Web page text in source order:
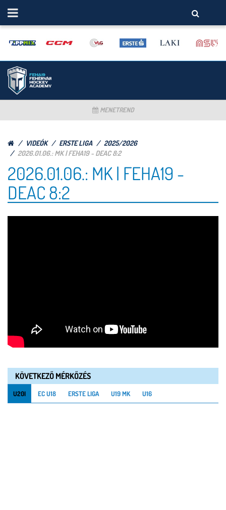
MENETREND
VIDEÓK ERSTE LIGA
2025/2026
2026.01.06.: MK | FEHA19 - DEAC 8:2
2026.01.06.: MK | FEHA19 -
DEAC 8:2
KÖVETKEZŐ MÉRKŐZÉS
U20I EC U18 ERSTE LIGA U19 MK U16